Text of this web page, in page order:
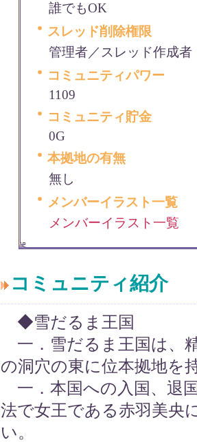
誰でもOK
スレッド削除権限
管理者／スレッド作成者
コミュニティパワー
1109
コミュニティ貯金
0G
本拠地の有無
無し
メンバーイラスト一覧
メンバーイラスト一覧
コミュニティ紹介
◆雪だるま王国
一．雪だるま王国は、
の洞穴の東に位本拠地を
一．本国への入国、退
法で女王である赤羽美央
い。